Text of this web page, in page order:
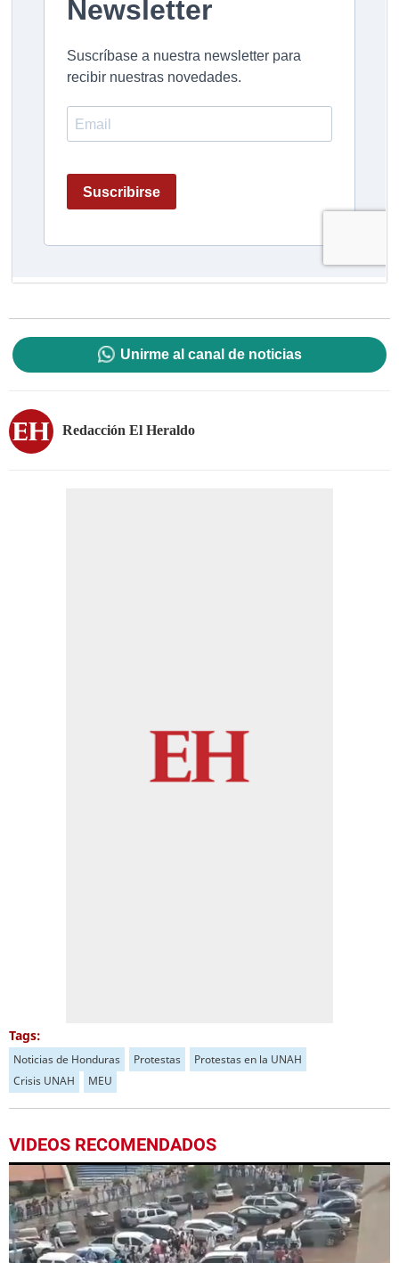
Unirme al canal de noticias
Redacción El Heraldo
Tags:
Noticias de Honduras Protestas
Protestas en la UNAH
Crisis UNAH
MEU
VIDEOS RECOMENDADOS